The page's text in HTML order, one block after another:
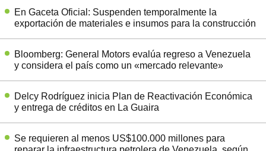
En Gaceta Oficial: Suspenden temporalmente la
exportación de materiales e insumos para la construcción
Bloomberg: General Motors evalúa regreso a Venezuela
y considera el país como un «mercado relevante»
Delcy Rodríguez inicia Plan de Reactivación Económica
y entrega de créditos en La Guaira
Se requieren al menos US$100.000 millones para